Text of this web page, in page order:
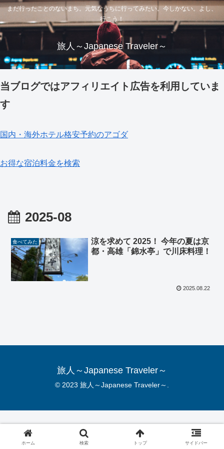
まだ行ったことのないまち。元気なうちに行ってみたい。今しかない。よし、
行こう！
旅人～Japanese Traveler～
当ブログではアフィリエイト広告を利用していま
す
国内・海外ホテル格安予約のアゴダ
お得な宿泊料金を検索
2025-08
食べてみた
涼を求めて 2025！ 今年の夏は京
都・高雄「錦水亭」で川床料理！
2025.08.22
旅人～Japanese Traveler～
© 2023 旅人～Japanese Traveler～.
ホーム 検索 トップ サイドバー